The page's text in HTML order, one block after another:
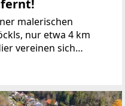
malerischen
nur etwa 4 km
vereinen sich
einer harmonischen
zum idyllischen